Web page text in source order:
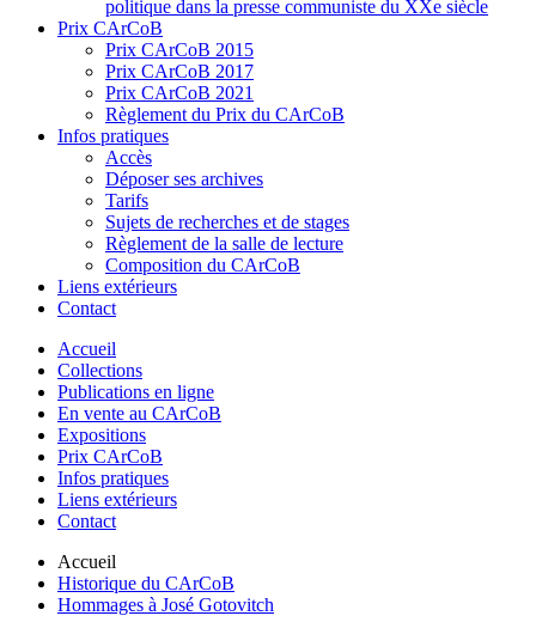
politique dans la presse communiste du XXe siècle
Prix CArCoB
Prix CArCoB 2015
Prix CArCoB 2017
Prix CArCoB 2021
Règlement du Prix du CArCoB
Infos pratiques
Accès
Déposer ses archives
Tarifs
Sujets de recherches et de stages
Règlement de la salle de lecture
Composition du CArCoB
Liens extérieurs
Contact
Accueil
Collections
Publications en ligne
En vente au CArCoB
Expositions
Prix CArCoB
Infos pratiques
Liens extérieurs
Contact
Accueil
Historique du CArCoB
Hommages à José Gotovitch